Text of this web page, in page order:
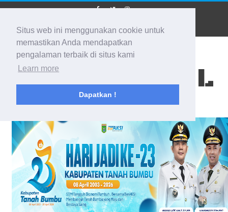
Situs web ini menggunakan cookie untuk
memastikan Anda mendapatkan
pengalaman terbaik di situs kami
Learn more
Dapatkan !
BIDIK KALSEL
Membidik Ke Segala Arah